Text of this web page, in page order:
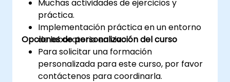
Muchas actividades de ejercicios y
práctica.
Implementación práctica en un entorno
de laboratorio en vivo.
Opciones de personalización del curso
Para solicitar una formación
personalizada para este curso, por favor
contáctenos para coordinarla.